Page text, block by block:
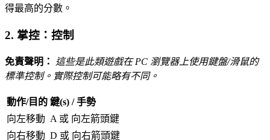
得最高的分數。
2. 掌控：控制
免責聲明：
這些是此類遊戲在 PC 瀏覽器上使用鍵盤/滑鼠的
標準控制。實際控制可能略有不同。
動作/目的 鍵(s) / 手勢
向左移動 A 或 向左箭頭鍵
向右移動 D 或 向右箭頭鍵